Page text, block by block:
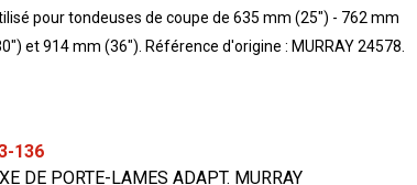
pour tondeuses de coupe de 635 mm (25") - 762 mm
et 914 mm (36"). Référence d'origine : MURRAY 24578.
136
DE PORTE-LAMES ADAPT. MURRAY